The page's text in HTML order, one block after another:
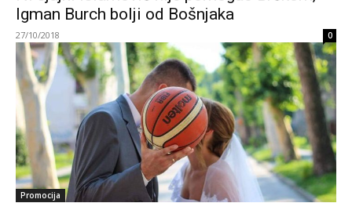
Igman Burch bolji od Bošnjaka
27/10/2018 0
Promocija